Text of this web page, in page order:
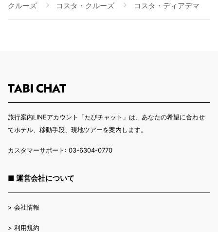
クルーズ コスタ・クルーズ コスタ・ディアデマ
旅行案内LINEアカウント「たびチャット」は、あなたの希望に合わせ
てホテル、移動手段、現地ツアーを案内します。
カスタマーサポート: 03-6304-0770
■ 運営会社について
> 会社情報
> 利用規約